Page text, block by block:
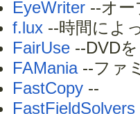
EyeWriter --オ
f.lux --時間によ
FairUse --DVD
FAMania--ファ
FastCopy --
FastFieldSolvers